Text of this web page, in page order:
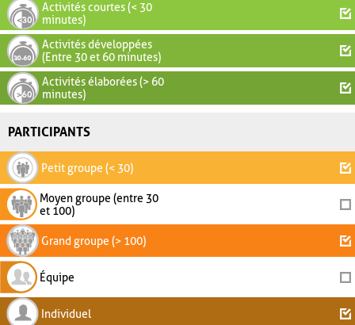
Activités courtes (< 30
minutes)
Activités développées
(Entre 30 et 60 minutes)
Activités élaborées (> 60
minutes)
PARTICIPANTS
Petit groupe (< 30)
Moyen groupe (entre 30
et 100)
Grand groupe (> 100)
Équipe
Individuel